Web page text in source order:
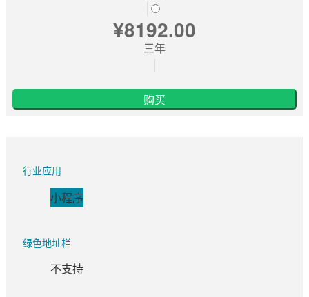
S/MIME签名
¥8192.00
三年
购买
行业应用
小程序
绿色地址栏
不支持